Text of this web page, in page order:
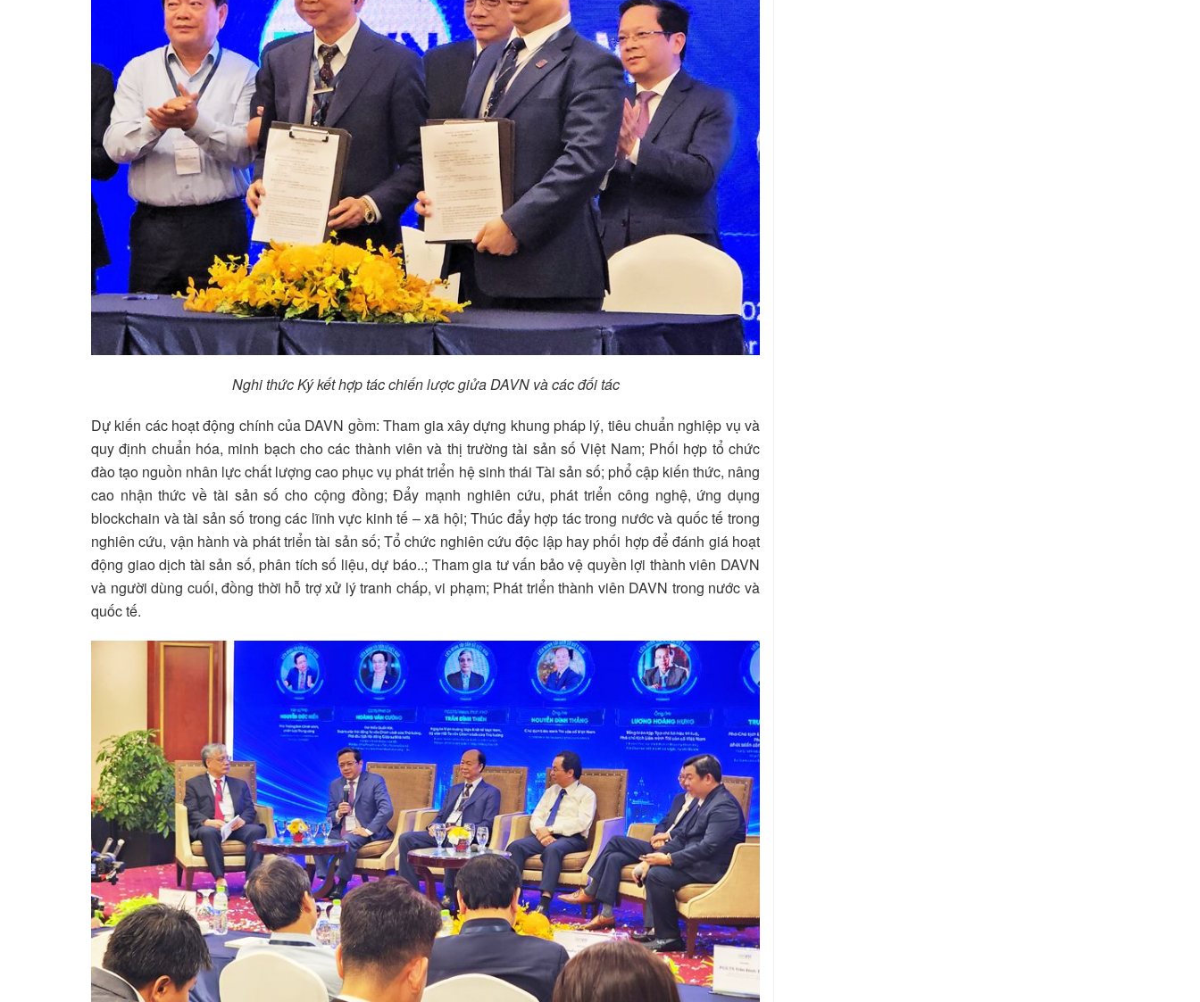
Nghi thức Ký kết hợp tác chiến lược giửa DAVN và các đối tác
Dự kiến các hoạt động chính của DAVN gồm: Tham gia xây dựng khung pháp lý, tiêu chuẩn nghiệp vụ và
quy định chuẩn hóa, minh bạch cho các thành viên và thị trường tài sản số Việt Nam; Phối hợp tổ chức
đào tạo nguồn nhân lực chất lượng cao phục vụ phát triển hệ sinh thái Tài sản số; phổ cập kiến thức, nâng
cao nhận thức về tài sản số cho cộng đồng; Đẩy mạnh nghiên cứu, phát triển công nghệ, ứng dụng
blockchain và tài sản số trong các lĩnh vực kinh tế – xã hội; Thúc đẩy hợp tác trong nước và quốc tế trong
nghiên cứu, vận hành và phát triển tài sản số; Tổ chức nghiên cứu độc lập hay phối hợp để đánh giá hoạt
động giao dịch tài sản số, phân tích số liệu, dự báo..; Tham gia tư vấn bảo vệ quyền lợi thành viên DAVN
và người dùng cuối, đồng thời hỗ trợ xử lý tranh chấp, vi phạm; Phát triển thành viên DAVN trong nước và
quốc tế.